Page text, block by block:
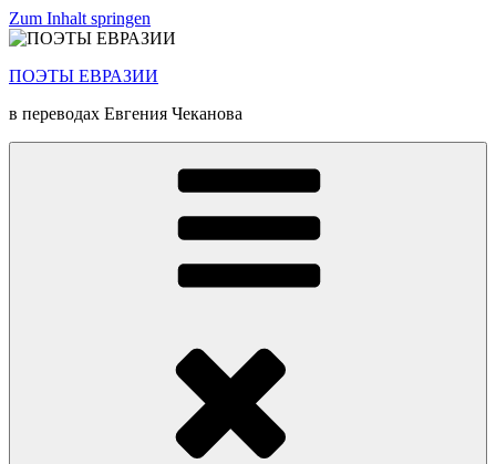
Zum Inhalt springen
ПОЭТЫ ЕВРАЗИИ
в переводах Евгения Чеканова